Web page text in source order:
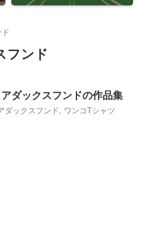
フンド
ダックスフンドの作品集
ダックスフンド , ワンコTシャツ